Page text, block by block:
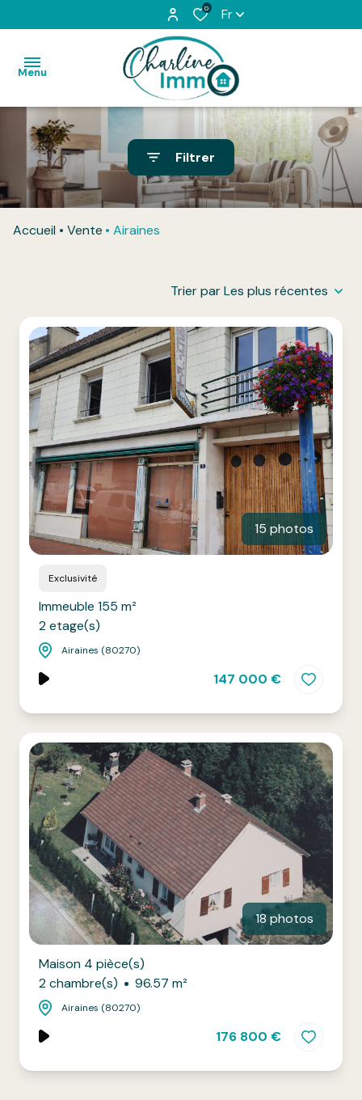
0 Fr
Menu
Accueil
Acheter
Honoraires
Contact
Filtrer
Accueil Vente Airaines
Trier par Les plus récentes
15 photos
Exclusivité
Immeuble 155 m²
2 etage(s)
Airaines (80270)
147 000 €
18 photos
Maison 4 pièce(s)
2 chambre(s)
96.57 m²
Airaines (80270)
176 800 €